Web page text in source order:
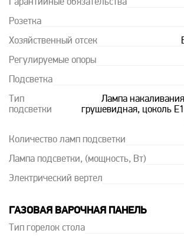
Гарантийные обязательства
Розетка
Хозяйственный отсек
Регулируемые опоры
Подсветка
Тип
подсветки
Лампа
грушевидная, цоколь
Количество ламп подсветки
Лампа подсветки, (мощность, Вт)
Электрический вертел
ГАЗОВАЯ ВАРОЧНАЯ ПАНЕЛЬ
Тип горелок стола